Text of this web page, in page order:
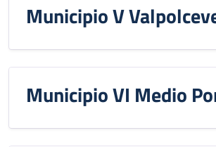
Municipio V
Municipio VI Medio